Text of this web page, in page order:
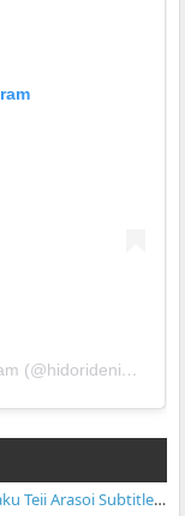
A post shared by Hidoridenime Hidoristream (@hidoridenime)
Saikyou Degarashi Ouji no Anyaku Teii Arasoi Subtitle Indonesia